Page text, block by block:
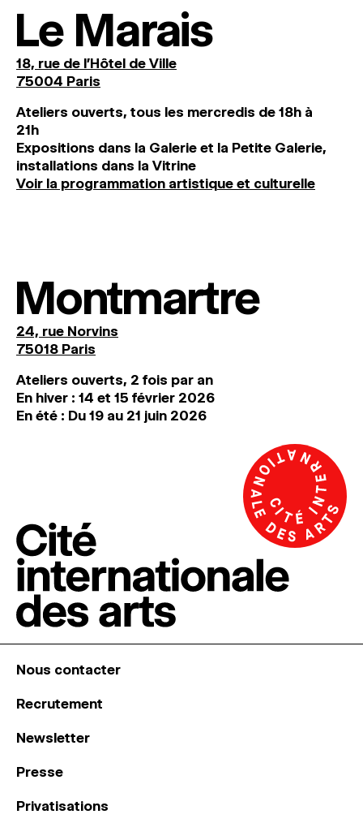
Le Marais
18, rue de l'Hôtel de Ville
75004 Paris
Ateliers ouverts, tous les mercredis de 18h à
21h
Expositions dans la Galerie et la Petite Galerie,
installations dans la Vitrine
Voir la programmation artistique et culturelle
Montmartre
24, rue Norvins
75018 Paris
Ateliers ouverts, 2 fois par an
En hiver : 14 et 15 février 2026
En été : Du 19 au 21 juin 2026
Nous contacter
Recrutement
Newsletter
Presse
Privatisations